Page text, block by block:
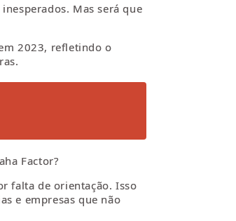
Mas será que
2023, refletindo o
Factor?
falta de orientação. Isso
e empresas que não